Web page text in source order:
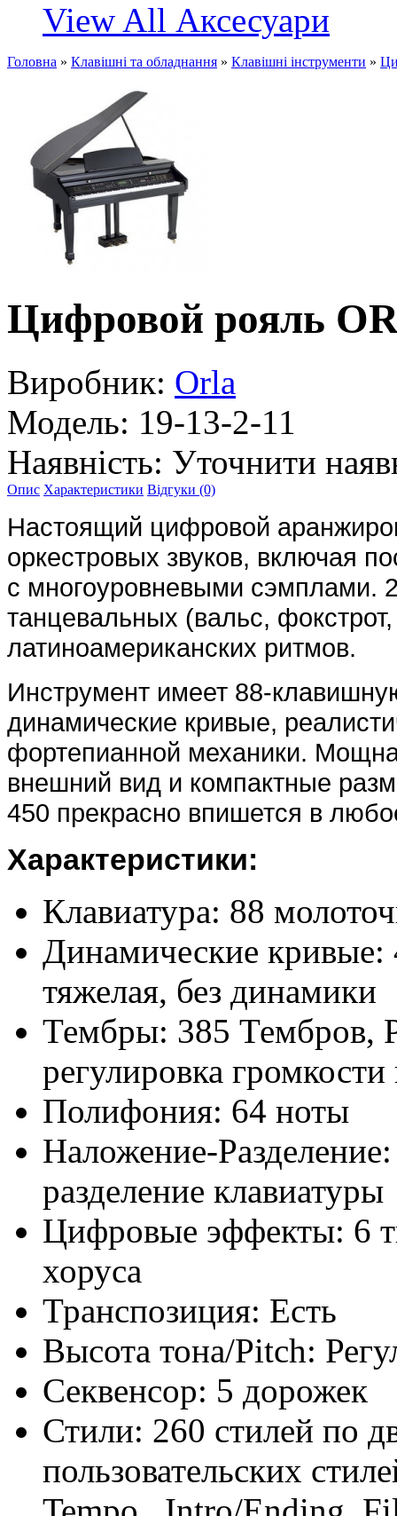
View All Аксесуари
Головна » Клавішні та обладнання » Клавішні інструменти »
Цифровой рояль
Виробник: Orla
Модель: 19-13-2-11
Наявність: Уточнити
Опис Характеристики Відгуки (0)
Настоящий цифровой
оркестровых звуков, включая
с многоуровневыми сэмплами.
танцевальных (вальс,
латиноамериканских ритмов.
Инструмент имеет 88-
динамические кривые,
фортепианной механики.
внешний вид и компактные
450 прекрасно впишется в
Характеристики:
Клавиатура: 88
Динамические кривые:
тяжелая, без динамики
Тембры: 385 Тембров,
регулировка
Полифония: 64 ноты
Наложение-Разделение:
разделение клавиатуры
Цифровые эффекты: 6
хоруса
Транспозиция: Есть
Высота тона/Pitch:
Секвенсор: 5 дорожек
Стили: 260 стилей по
пользовательских